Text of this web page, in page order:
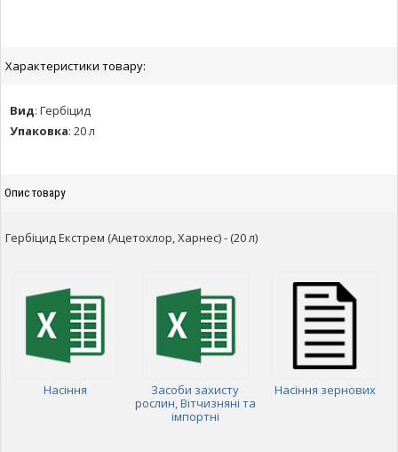
Характеристики товару:
Вид: Гербіцид
Упаковка: 20 л
Опис товару
Гербіцид Екстрем (Ацетохлор, Харнес) - (20 л)
Насіння
Засоби захисту
рослин, Вітчизняні та
імпортні
Насіння зернових